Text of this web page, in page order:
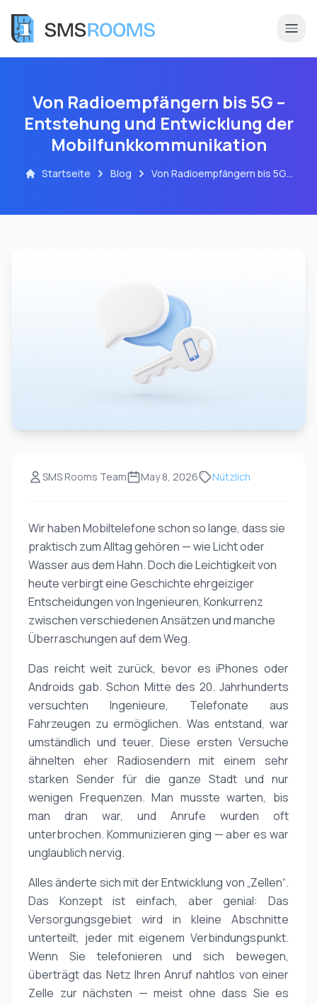
Von Radioempfängern bis 5G –
Entstehung und Entwicklung der
Mobilfunkkommunikation
Startseite Blog
Von Radioempfängern bis 5G
SMS Rooms Team May 8, 2026 Nützlich
Wir haben Mobiltelefone schon so lange, dass sie
praktisch zum Alltag gehören — wie Licht oder
Wasser aus dem Hahn. Doch die Leichtigkeit von
heute verbirgt eine Geschichte ehrgeiziger
Entscheidungen von Ingenieuren, Konkurrenz
zwischen verschiedenen Ansätzen und manche
Überraschungen auf dem Weg.
Das reicht weit zurück, bevor es iPhones oder
Androids gab. Schon Mitte des 20. Jahrhunderts
versuchten Ingenieure, Telefonate aus
Fahrzeugen zu ermöglichen. Was entstand, war
umständlich und teuer. Diese ersten Versuche
ähnelten eher Radiosendern mit einem sehr
starken Sender für die ganze Stadt und nur
wenigen Frequenzen. Man musste warten, bis
man dran war, und Anrufe wurden oft
unterbrochen. Kommunizieren ging — aber es war
unglaublich nervig.
Alles änderte sich mit der Entwicklung von „Zellen“.
Das Konzept ist einfach, aber genial: Das
Versorgungsgebiet wird in kleine Abschnitte
unterteilt, jeder mit eigenem Verbindungspunkt.
Wenn Sie telefonieren und sich bewegen,
überträgt das Netz Ihren Anruf nahtlos von einer
Zelle zur nächsten — meist ohne dass Sie es